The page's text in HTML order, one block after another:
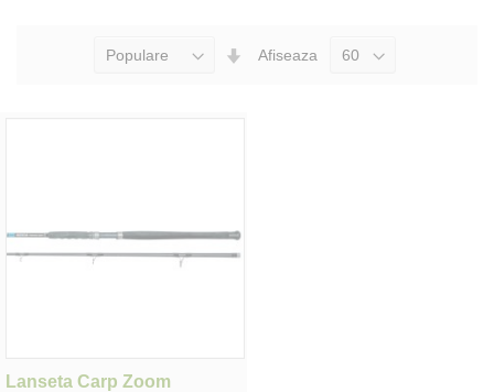
Seteaza
Afiseaza
Lanseta Carp Zoom